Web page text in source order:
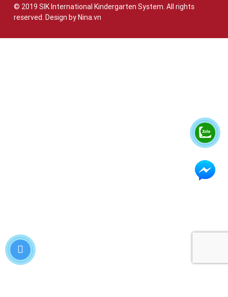
15
DIY CLAY ART" WORKSHOP - SÁNG TẠO
KHÔNG GIỚI HẠN VỚI ĐẤT SÉT
HÈ PHIÊU LƯU KÝ 2026: Băng Rừng Xanh -
© 2019 SIK International Kindergarten System. All rights
reserved. Design by Nina.vn